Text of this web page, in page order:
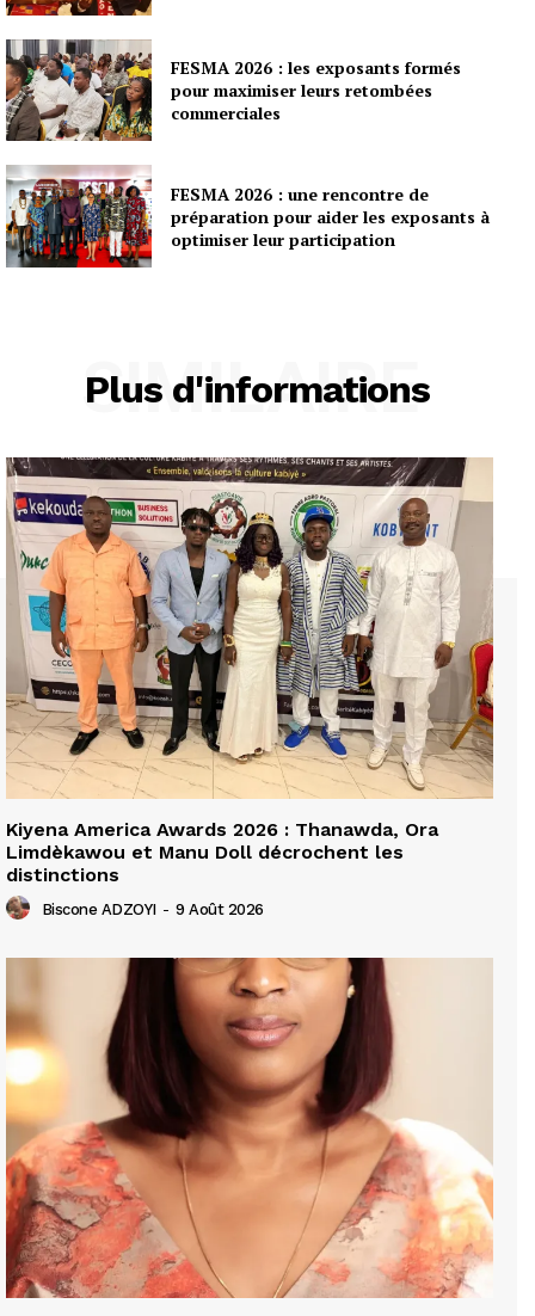
FESMA 2026 : les exposants formés
pour maximiser leurs retombées
commerciales
FESMA 2026 : une rencontre de
préparation pour aider les exposants à
optimiser leur participation
Plus d'informations
SIMILAIRE
Kiyena America Awards 2026 : Thanawda, Ora
Limdèkawou et Manu Doll décrochent les
distinctions
Biscone ADZOYI - 9 Août 2026